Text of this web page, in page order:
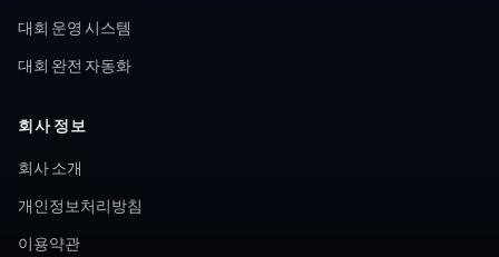
대회 운영 시스템
대회 완전 자동화
회사 정보
회사 소개
개인정보처리방침
이용약관